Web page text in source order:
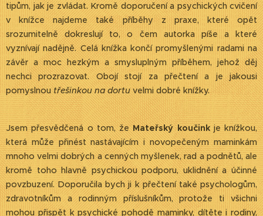
tipům, jak je zvládat. Kromě doporučení a psychických cvičení
v knížce najdeme také příběhy z praxe, které opět
srozumitelně dokreslují to, o čem autorka píše a které
vyznívají nadějně. Celá knížka končí promyšlenými radami na
závěr a moc hezkým a smysluplným příběhem, jehož děj
nechci prozrazovat. Obojí stojí za přečtení a je jakousi
pomyslnoutřešinkou na dortuvelmi dobré knížky.
Jsem přesvědčená o tom, žeMateřský koučinkje knížkou,
která může přinést nastávajícím i novopečeným maminkám
mnoho velmi dobrých a cenných myšlenek, rad a podnětů, ale
kromě toho hlavně psychickou podporu, uklidnění a účinné
povzbuzení. Doporučila bych ji k přečtení také psychologům,
zdravotníkům a rodinným příslušníkům, protože ti všichni
mohou přispět k psychické pohodě maminky, dítěte i rodiny,